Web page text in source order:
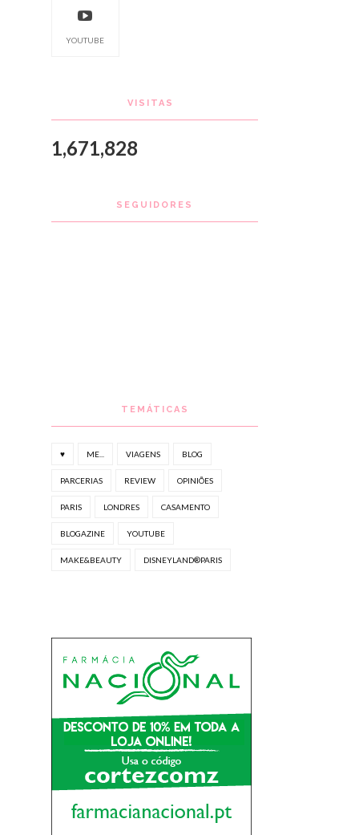
YOUTUBE
VISITAS
1,671,828
SEGUIDORES
TEMÁTICAS
♥ ME... VIAGENS BLOG
PARCERIAS REVIEW OPINIÕES
PARIS LONDRES CASAMENTO
BLOGAZINE YOUTUBE
MAKE&BEAUTY DISNEYLAND®PARIS